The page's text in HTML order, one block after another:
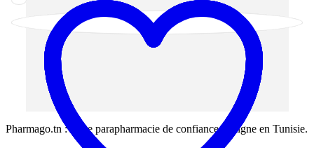
Pharmago.tn : votre parapharmacie de confiance en ligne en Tunisie.